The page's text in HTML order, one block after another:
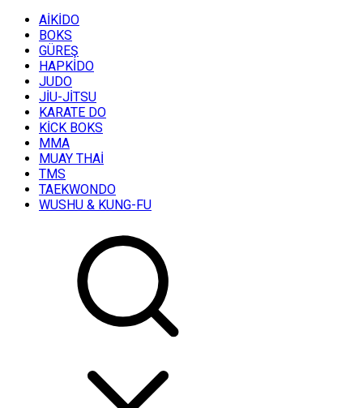
AİKİDO
BOKS
GÜREŞ
HAPKİDO
JUDO
JİU-JİTSU
KARATE DO
KİCK BOKS
MMA
MUAY THAİ
TMS
TAEKWONDO
WUSHU & KUNG-FU